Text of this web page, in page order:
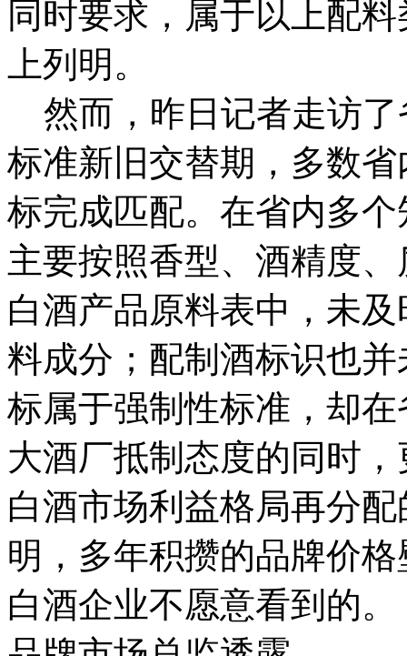
同时要求，属于以上配
上列明。
然而，昨日记者走访了
标准新旧交替期，多数
标完成匹配。在省内多
主要按照香型、酒精度
白酒产品原料表中，未
料成分；配制酒标识也
标属于强制性标准，却
大酒厂抵制态度的同时
白酒市场利益格局再分
明，多年积攒的品牌价
白酒企业不愿意看到的